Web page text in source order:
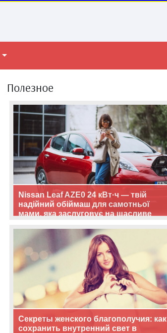
Полезное
Nissan Leaf AZE0 24 кВт·ч — твій
надійний обіймаш для самотньої
мами, яка заслуговує на щасливе
Секреты женского благополучия: как
сохранить внутренний свет в